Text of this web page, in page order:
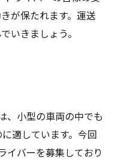
が保たれます。運送
いきましょう。
、小型の車両の中でも
適しています。今回
イバーを募集しており